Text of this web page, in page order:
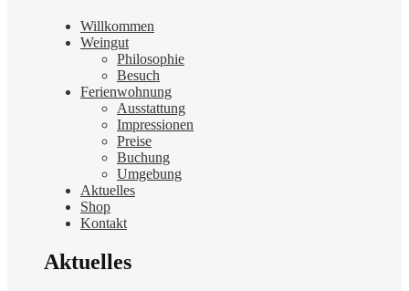
Willkommen
Weingut
Philosophie
Besuch
Ferienwohnung
Ausstattung
Impressionen
Preise
Buchung
Umgebung
Aktuelles
Shop
Kontakt
Aktuelles